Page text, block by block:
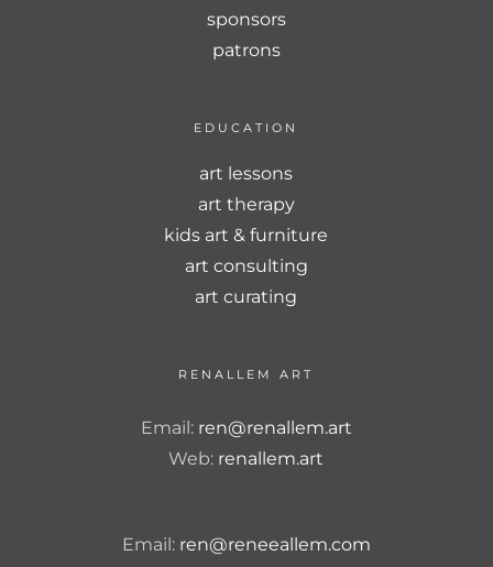
sponsors
patrons
EDUCATION
art lessons
art therapy
kids art & furniture
art consulting
art curating
RENALLEM ART
Email: ren@renallem.art
Web: renallem.art
Email: ren@reneeallem.com